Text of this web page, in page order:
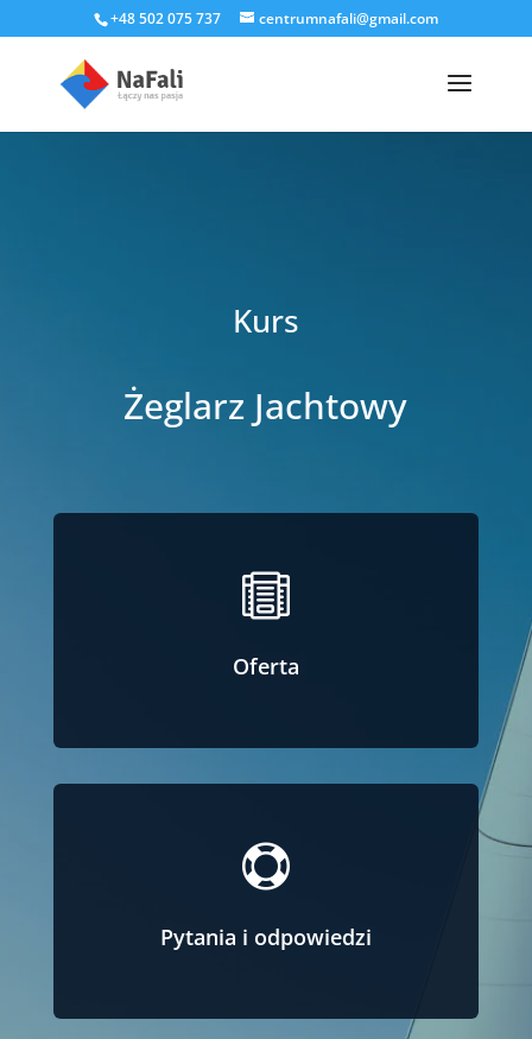
+48 502 075 737 centrumnafali@gmail.com
Kurs
Żeglarz Jachtowy

Oferta

Pytania i odpowiedzi